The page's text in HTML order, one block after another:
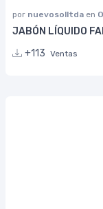
por nuevosolltda en
JABÓN LÍQUIDO
+113 Ventas